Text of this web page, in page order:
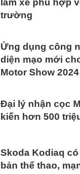
lãm xe phù hợp
trường
Ứng dụng công
diện mạo mới
Motor Show 2024
Đại lý nhận cọc
kiến hơn 500
Skoda Kodiaq
bản thể thao,